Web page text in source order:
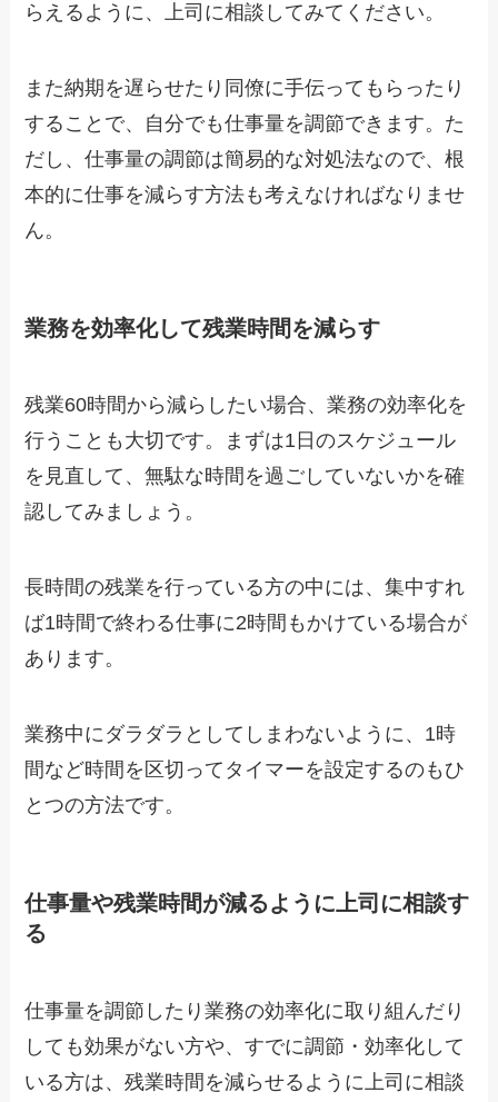
らえるように、上司に相談してみてください。
また納期を遅らせたり同僚に手伝ってもらったり
することで、自分でも仕事量を調節できます。た
だし、仕事量の調節は簡易的な対処法なので、根
本的に仕事を減らす方法も考えなければなりませ
ん。
業務を効率化して残業時間を減らす
残業60時間から減らしたい場合、業務の効率化を
行うことも大切です。まずは1日のスケジュール
を見直して、無駄な時間を過ごしていないかを確
認してみましょう。
長時間の残業を行っている方の中には、集中すれ
ば1時間で終わる仕事に2時間もかけている場合が
あります。
業務中にダラダラとしてしまわないように、1時
間など時間を区切ってタイマーを設定するのもひ
とつの方法です。
仕事量や残業時間が減るように上司に相談す
る
仕事量を調節したり業務の効率化に取り組んだり
しても効果がない方や、すでに調節・効率化して
いる方は、残業時間を減らせるように上司に相談